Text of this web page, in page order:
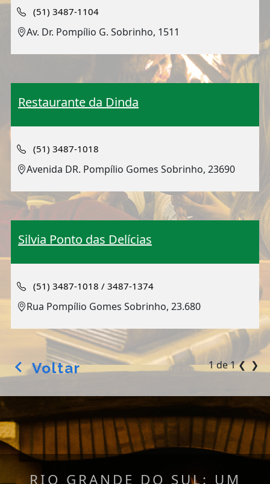
(51) 3487-1104
Av. Dr. Pompílio G. Sobrinho, 1511
Restaurante da Dinda
(51) 3487-1018
Avenida DR. Pompílio Gomes Sobrinho, 23690
Silvia Ponto das Delícias
(51) 3487-1018 / 3487-1374
Rua Pompílio Gomes Sobrinho, 23.680
arrow_back_ios Voltar 1 de 1❮ ❯
RIO GRANDE DO SUL: UM